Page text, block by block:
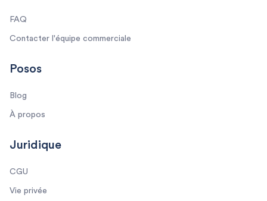
FAQ
Contacter l'équipe commerciale
Posos
Blog
À propos
Juridique
CGU
Vie privée